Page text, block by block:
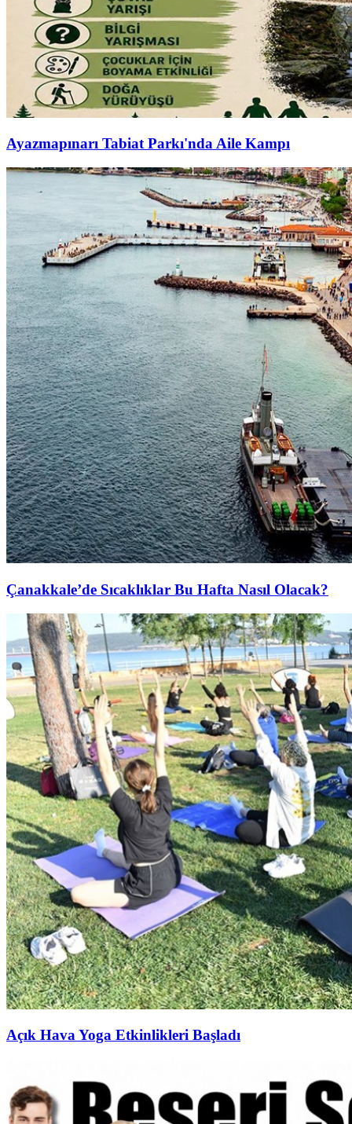
Ayazmapınarı Tabiat Parkı'nda Aile Kampı
Çanakkale’de Sıcaklıklar Bu Hafta Nasıl Olacak?
Açık Hava Yoga Etkinlikleri Başladı